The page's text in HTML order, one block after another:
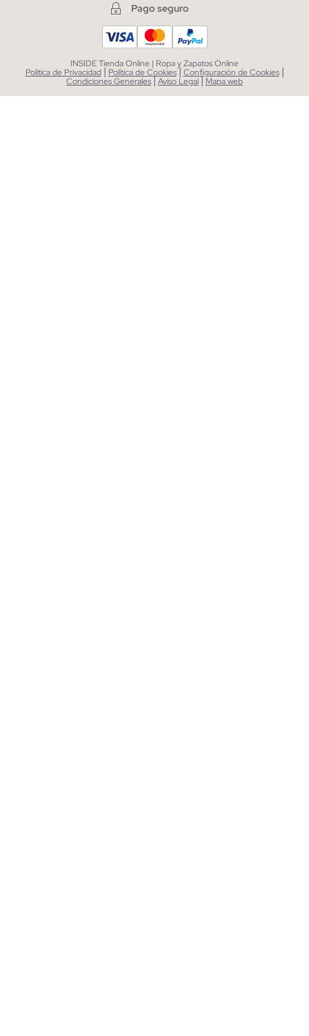
Pago seguro
INSIDE Tienda Online | Ropa y Zapatos Online
Política de Privacidad | Política de Cookies| Configuración de Cookies |
Condiciones Generales|Aviso Legal| Mapa web